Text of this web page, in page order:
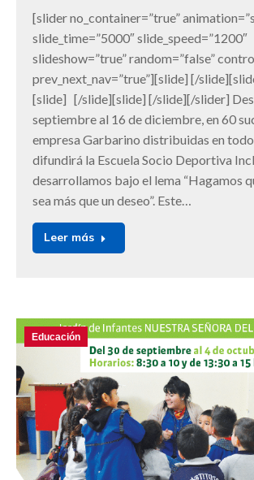
[slider no_container=”true”
slide_time=”5000″ slide_speed=”1200″
slideshow=”true” random=”false”
prev_next_nav=”true”][slide] [/
[slide] [/slide][slide] [/slide][/slider]
septiembre al 16 de diciembre, en 60
empresa Garbarino distribuidas en todo
difundirá la Escuela Socio Deportiva
desarrollamos bajo el lema “Hagamos
sea más que un deseo”. Este…
Leer más
Educación